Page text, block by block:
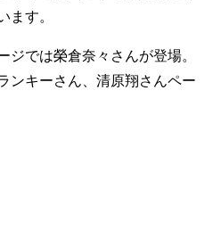
ます。
ジでは榮倉奈々さんが登場。
ンキーさん、清原翔さんペー